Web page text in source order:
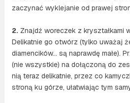
zaczynać wyklejanie od prawej
2.Znajdź woreczek z kryształkami
Delikatnie go otwórz (tylko uważaj
diamencików… są naprawdę małe).
(nie wszystkie) na dołączoną do
nią teraz delikatnie, przez co
stroną ku górze, ułatwiając tym